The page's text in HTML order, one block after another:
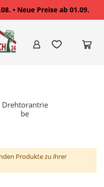
• Neue Preise ab 01.09.
Drehtorantrie
be
Produkte zu ihrer